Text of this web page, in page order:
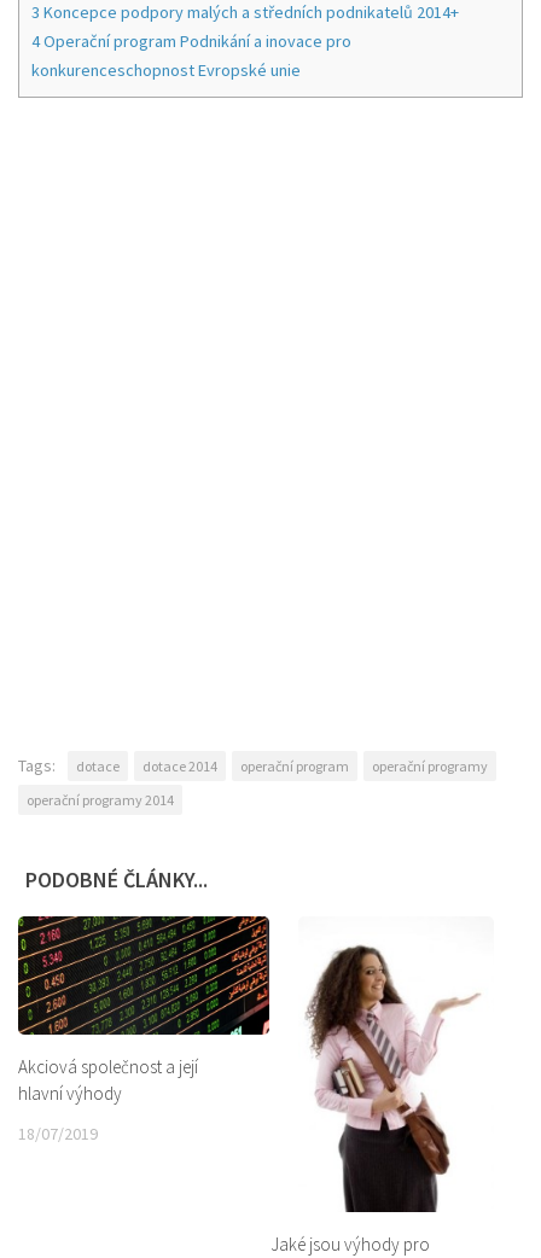
3 Koncepce podpory malých a středních podnikatelů 2014+
4Operační program Podnikání a inovace pro
konkurenceschopnost Evropské unie
Tags: dotace dotace 2014 operační program
operační programy
operační programy 2014
PODOBNÉ ČLÁNKY...
Akciová společnost a její
hlavní výhody
18/07/2019
Jaké jsou výhody pro